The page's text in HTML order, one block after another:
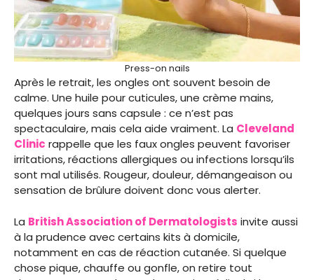
Press-on nails
Après le retrait, les ongles ont souvent besoin de
calme. Une huile pour cuticules, une crème mains,
quelques jours sans capsule : ce n’est pas
spectaculaire, mais cela aide vraiment. La Cleveland
Clinic rappelle que les faux ongles peuvent favoriser
irritations, réactions allergiques ou infections lorsqu’ils
sont mal utilisés. Rougeur, douleur, démangeaison ou
sensation de brûlure doivent donc vous alerter.
La British Association of Dermatologists invite aussi
à la prudence avec certains kits à domicile,
notamment en cas de réaction cutanée. Si quelque
chose pique, chauffe ou gonfle, on retire tout